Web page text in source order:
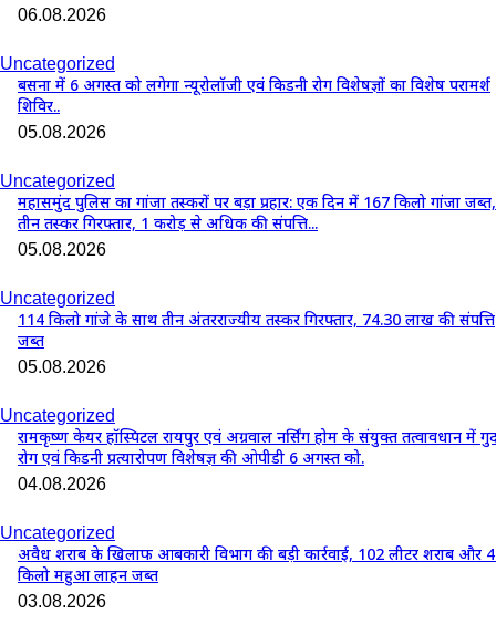
06.08.2026
Uncategorized
बसना में 6 अगस्त को लगेगा न्यूरोलॉजी एवं किडनी रोग विशेषज्ञों का विशेष परामर्श
शिविर..
05.08.2026
Uncategorized
महासमुंद पुलिस का गांजा तस्करों पर बड़ा प्रहार: एक दिन में 167 किलो गांजा जब्त,
तीन तस्कर गिरफ्तार, 1 करोड़ से अधिक की संपत्ति...
05.08.2026
Uncategorized
114 किलो गांजे के साथ तीन अंतरराज्यीय तस्कर गिरफ्तार, 74.30 लाख की संपत्ति
जब्त
05.08.2026
Uncategorized
रामकृष्ण केयर हॉस्पिटल रायपुर एवं अग्रवाल नर्सिंग होम के संयुक्त तत्वावधान में
रोग एवं किडनी प्रत्यारोपण विशेषज्ञ की ओपीडी 6 अगस्त को.
04.08.2026
Uncategorized
अवैध शराब के खिलाफ आबकारी विभाग की बड़ी कार्रवाई, 102 लीटर शराब और
किलो महुआ लाहन जब्त
03.08.2026